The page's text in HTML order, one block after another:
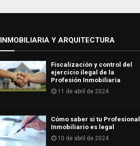
INMOBILIARIA Y ARQUITECTURA
Fiscalización y control del
ejercicio ilegal de la
Profesión Inmobiliaria
11 de abril de 2024
Cómo saber si tu Profesional
Inmobiliario es legal
10 de abril de 2024